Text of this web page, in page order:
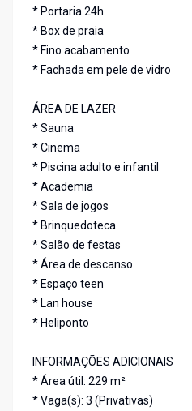
* Portaria 24h
* Box de praia
* Fino acabamento
* Fachada em pele de vidro
ÁREA DE LAZER
* Sauna
* Cinema
* Piscina adulto e infantil
* Academia
* Sala de jogos
* Brinquedoteca
* Salão de festas
* Área de descanso
* Espaço teen
* Lan house
* Heliponto
INFORMAÇÕES ADICIONAIS
* Área útil: 229 m²
* Vaga(s): 3 (Privativas)